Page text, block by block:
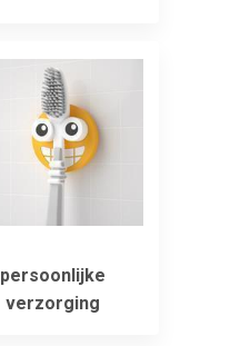
persoonlijke
verzorging